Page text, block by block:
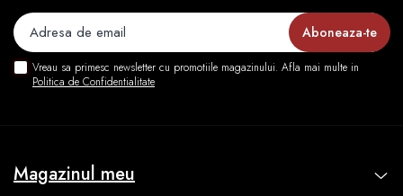
Borseta
Geanta
Protectii
Vreau sa primesc newsletter cu promotiile magazinului. Afla mai multe in
Politica de Confidentialitate
Magazinul meu